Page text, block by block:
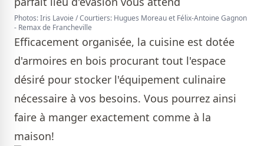
Photos: Iris Lavoie / Courtiers: Hugues Moreau et Félix-Antoine Gagnon
- Remax de Francheville
Efficacement organisée, la cuisine est dotée
d'armoires en bois procurant tout l'espace
désiré pour stocker l'équipement culinaire
nécessaire à vos besoins. Vous pourrez ainsi
faire à manger exactement comme à la
maison!